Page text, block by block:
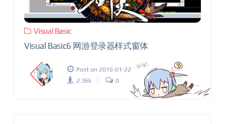
Visual Basic
Visual Basic6 网游登录器样式窗体
Post on 2016-01-22
2.36k
0